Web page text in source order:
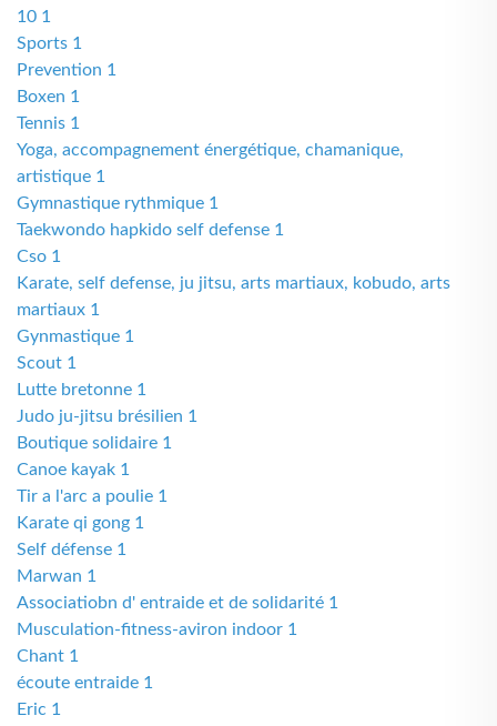
10 1
Sports 1
Prevention 1
Boxen 1
Tennis 1
Yoga, accompagnement énergétique, chamanique,
artistique 1
Gymnastique rythmique 1
Taekwondo hapkido self defense 1
Cso 1
Karate, self defense, ju jitsu, arts martiaux, kobudo, arts
martiaux 1
Gynmastique 1
Scout 1
Lutte bretonne 1
Judo ju-jitsu brésilien 1
Boutique solidaire 1
Canoe kayak 1
Tir a l'arc a poulie 1
Karate qi gong 1
Self défense 1
Marwan 1
Associatiobn d' entraide et de solidarité 1
Musculation-fitness-aviron indoor 1
Chant 1
écoute entraide 1
Eric 1